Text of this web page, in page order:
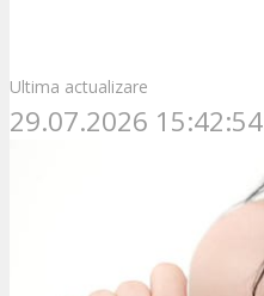
Ultima actualizare
29.07.2026 15:42:54